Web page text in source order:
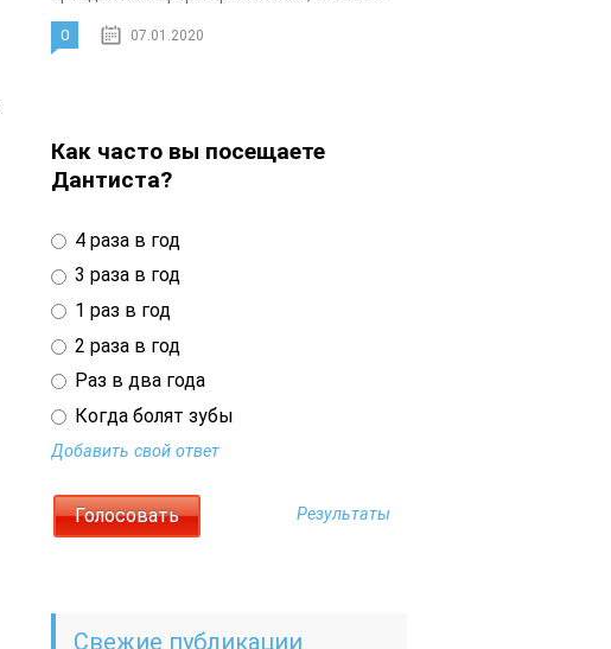
0 07.01.2020
Как часто вы посещаете
Дантиста?
4 раза в год
3 раза в год
1 раз в год
2 раза в год
Раз в два года
Когда болят зубы
Добавить свой ответ
Результаты
Свежие публикации